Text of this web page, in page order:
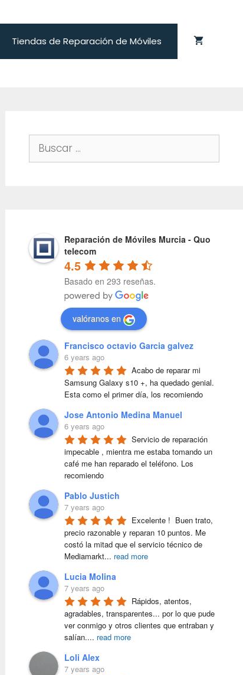
Tiendas de Reparación de Móviles
Buscar:
Reparación de Móviles Murcia - Quo
telecom
4.5
Basado en 293 reseñas.
valóranos en
Francisco octavio Garcia galvez
6 years ago
Acabo de reparar mi
Samsung Galaxy s10 +, ha quedado genial.
Esta como el primer día, los recomiendo
Jose Antonio Medina Manuel
6 years ago
Servicio de reparación
impecable , mientra me estaba tomando un
café me han reparado el teléfono. Los
recomiendo
Pablo Justich
7 years ago
Excelente !  Buen trato,
precio razonable y reparan 10 puntos. Me
costó la mitad que el servicio técnico de
Mediamarkt... read more
Lucia Molina
7 years ago
Rápidos, atentos,
agradables, transparentes... por lo que pude
ver conmigo y otros clientes que entraban y
salían.... read more
Loli Alex
7 years ago